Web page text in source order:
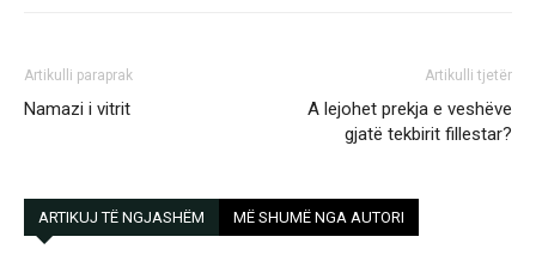
Artikulli paraprak
Namazi i vitrit
Artikulli tjetër
A lejohet prekja e veshëve
gjatë tekbirit fillestar?
ARTIKUJ TË NGJASHËM MË SHUMË NGA AUTORI